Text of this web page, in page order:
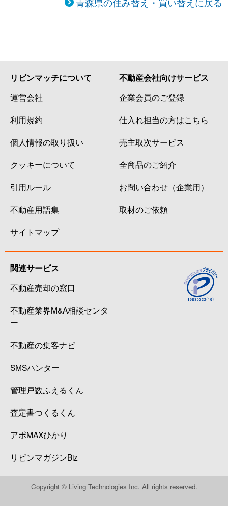
リビンマッチについて
運営会社
利用規約
個人情報の取り扱い
クッキーについて
引用ルール
不動産用語集
サイトマップ
不動産会社向けサービス
企業会員のご登録
仕入れ担当の方はこちら
売主取次サービス
全商品のご紹介
お問い合わせ（企業用）
取材のご依頼
関連サービス
不動産売却の窓口
不動産業界M&A相談センタ
ー
不動産の集客ナビ
SMSハンター
管理戸数ふえるくん
査定書つくるくん
アポMAXひかり
リビンマガジンBiz
Copyright © Living Technologies Inc. All rights reserved.